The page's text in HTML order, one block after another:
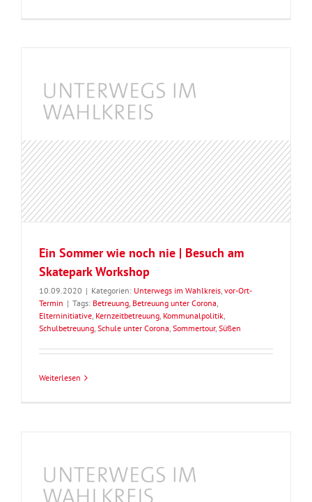
Ein Sommer wie noch nie | Besuch am
Skatepark Workshop
10.09.2020 | Kategorien: Unterwegs im Wahlkreis, vor-Ort-
Termin | Tags: Betreuung, Betreuung unter Corona,
Elterninitiative, Kernzeitbetreuung, Kommunalpolitik,
Schulbetreuung, Schule unter Corona, Sommertour, Süßen
Weiterlesen